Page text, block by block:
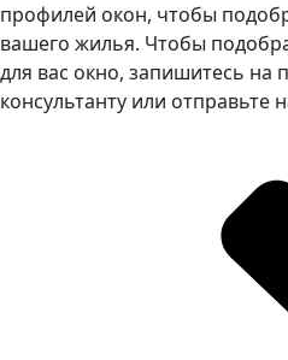
профилей окон, чтобы
вашего жилья. Чтобы
для вас окно, запишитесь
консультанту или отправьте